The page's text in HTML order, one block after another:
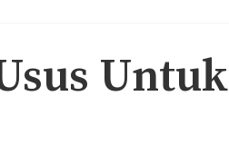
Untuk